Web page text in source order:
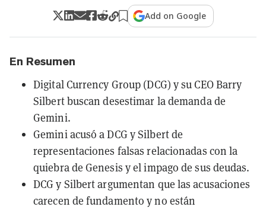
Add on Google
En Resumen
Digital Currency Group (DCG) y su CEO Barry
Silbert buscan desestimar la demanda de
Gemini.
Gemini acusó a DCG y Silbert de
representaciones falsas relacionadas con la
quiebra de Genesis y el impago de sus deudas.
DCG y Silbert argumentan que las acusaciones
carecen de fundamento y no están